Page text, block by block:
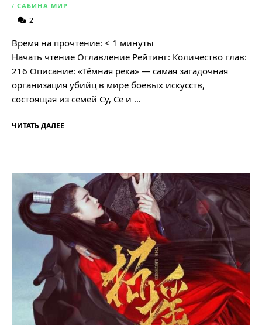
/ САБИНА МИР
2
Время на прочтение: < 1 минуты
Начать чтение Оглавление Рейтинг: Количество глав:
216 Описание: «Тёмная река» — самая загадочная
организация убийц в мире боевых искусств,
состоящая из семей Су, Се и …
ЧИТАТЬ ДАЛЕЕ